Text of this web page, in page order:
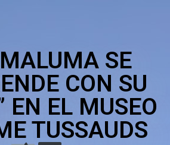
MALUMA SE
CON SU
EN EL MUSEO
TUSSAUDS